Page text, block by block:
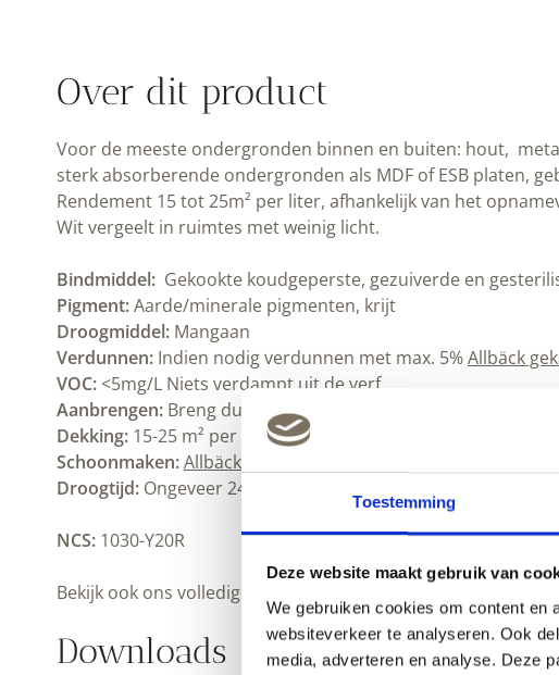
Toestemming
Deze website maakt gebruik van
We gebruiken cookies om content en
websiteverkeer te analyseren. Ook
media, adverteren en analyse. Deze
Over dit product
Voor de meeste ondergronden binnen en buiten: hout,
sterk absorberende ondergronden als MDF of ESB platen,
Rendement 15 tot 25m² per liter, afhankelijk van het
Wit vergeelt in ruimtes met weinig licht.
Bindmiddel: Gekookte koudgeperste, gezuiverde en
Pigment:Aarde/minerale pigmenten, krijt
Droogmiddel: Mangaan
Verdunnen: Indien nodig verdunnen met max. 5%Allbäck
VOC: <5mg/L Niets verdampt uit de verf
Aanbrengen: Breng dunne lagen aan met een stevige, bij
Dekking: 15-25 m² per liter, afhankelijk van de ondergrond.
Schoonmaken:Allbäck lijnoliezeep
Droogtijd: Ongeveer 24 uur bij kamertemperatuur. Goed
NCS: 1030-Y20R
Bekijk ook ons volledige
Downloads